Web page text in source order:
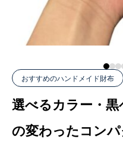
おすすめのハンドメイド財布
選べるカラー・黒
の変わったコン